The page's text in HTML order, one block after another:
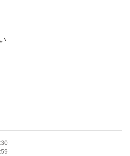
ルになります。ご注文を受けて